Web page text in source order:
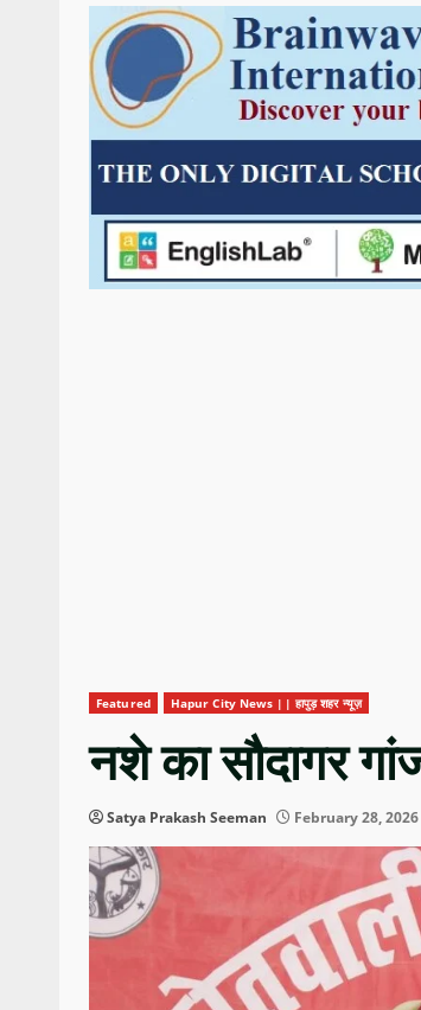
Featured Hapur City News || हापुड़ शहर न्यूज़
नशे का सौदागर
Satya Prakash Seeman February 28, 2026